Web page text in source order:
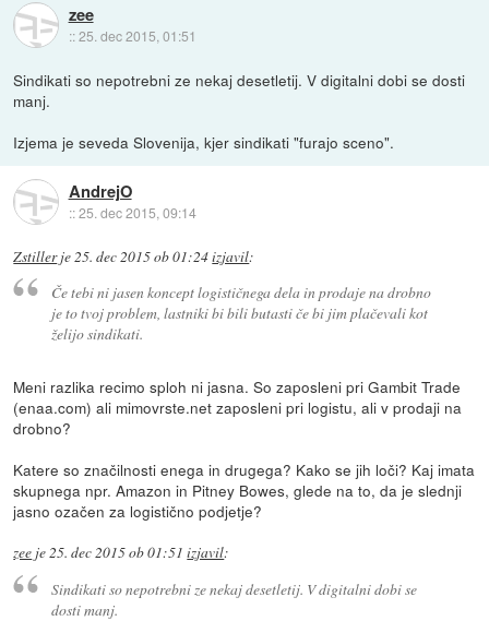
zee
::25. dec 2015, 01:51
Sindikati so nepotrebni ze nekaj desetletij. V digitalni dobi se dosti
manj.
Izjema je seveda Slovenija, kjer sindikati "furajo sceno".
AndrejO
::25. dec 2015, 09:14
Zstillerje25. dec 2015 ob 01:24izjavil:
Če tebi ni jasen koncept logističnega dela in prodaje na drobno
je to tvoj problem, lastniki bi bili butasti če bi jim plačevali kot
želijo sindikati.
Meni razlika recimo sploh ni jasna. So zaposleni pri Gambit Trade
(enaa.com) ali mimovrste.net zaposleni pri logistu, ali v prodaji na
drobno?
Katere so značilnosti enega in drugega? Kako se jih loči? Kaj imata
skupnega npr. Amazon in Pitney Bowes, glede na to, da je slednji
jasno ozačen za logistično podjetje?
zee je25. dec 2015 ob 01:51 izjavil:
Sindikati so nepotrebni ze nekaj desetletij. V digitalni dobi se
dosti manj.